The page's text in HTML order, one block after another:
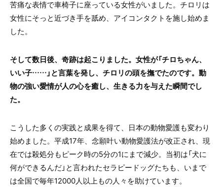
苦痛な表情で車椅子に座っている女性がいました。チロリは
女性にそっと近づき手を舐め、アイコンタクトを施し始めま
した。
そして数日後、奇跡は起こりました。女性が「チロちゃん、
いい子……」と言葉を発し、チロリの頭を撫でたのです。動
物の強い愛情が人の心を癒し、生きる力を与えた瞬間でし
た。
こうした多くの実践と成果を得て、日本の動物愛護も変わり
始めました。平成17年、念願叶い動物愛護法が改正され、現
在では殺処分もピーク時の5分の1にまで減少。当初は「犬に
何ができるんだ」と言われたセラピードッグたちも、いまで
は全国で毎年12000人以上もの人々を助けています。